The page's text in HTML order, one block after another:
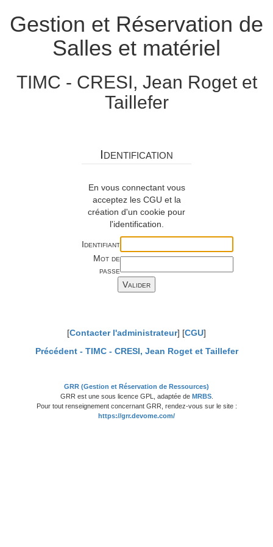
Gestion et Réservation de
Salles et matériel
TIMC - CRESI, Jean Roget et
Taillefer
Identification
En vous connectant vous
acceptez les CGU et la
création d'un cookie pour
l'identification.
Identifiant
Mot de
passe
[Contacter l'administrateur] [CGU]
Précédent - TIMC - CRESI, Jean Roget et Taillefer
GRR (Gestion et Réservation de Ressources)
GRR est une sous licence GPL, adaptée de MRBS.
Pour tout renseignement concernant GRR, rendez-vous sur le site :
https://grr.devome.com/